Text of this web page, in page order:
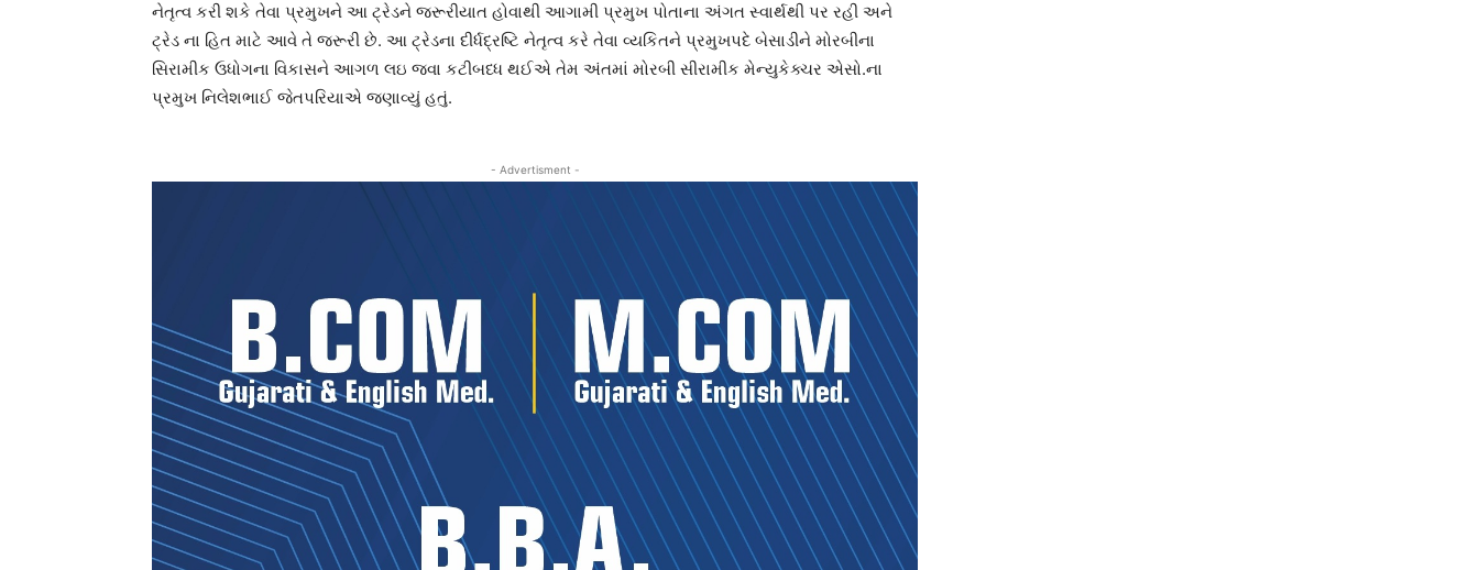
નેતૃત્વ કરી શકે તેવા પ્રમુખને આ ટ્રેડને જરૂરીયાત હોવાથી આગામી પ્રમુખ પોતાના અંગત સ્વાર્થથી પર રહી અને
ટ્રેડ ના હિત માટે આવે તે જરૂરી છે. આ ટ્રેડના દીર્ધદ્રષ્ટિ નેતૃત્વ કરે તેવા વ્યકિતને પ્રમુખપદે બેસાડીને મોરબીના
સિરામીક ઉધોગના વિકાસને આગળ લઇ જવા કટીબધ્ધ થઈએ તેમ અંતમાં મોરબી સીરામીક મેન્યુકેક્ચર એસો.ના
પ્રમુખ નિલેશભાઈ જેતપરિયાએ જણાવ્યું હતું.
- Advertisment -